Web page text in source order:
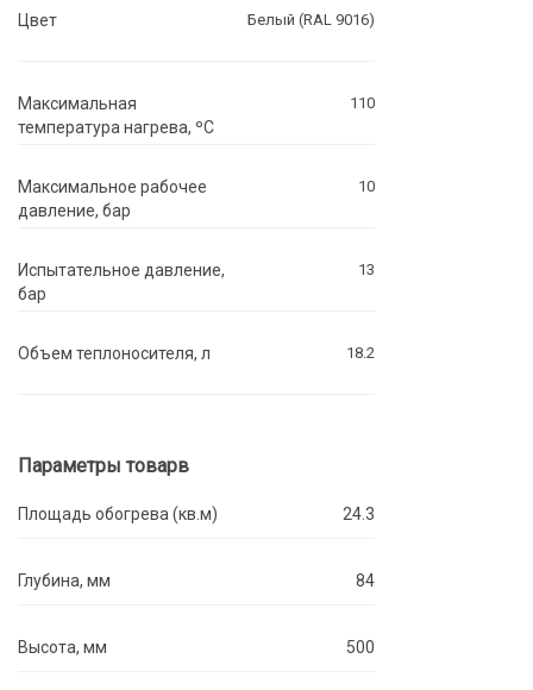
Цвет Белый (RAL 9016)
Максимальная
температура нагрева, ºC
110
Максимальное рабочее
давление, бар
10
Испытательное давление,
бар
13
Объем теплоносителя, л 18.2
Параметры товарв
Площадь обогрева (кв.м) 24.3
Глубина, мм 84
Высота, мм 500